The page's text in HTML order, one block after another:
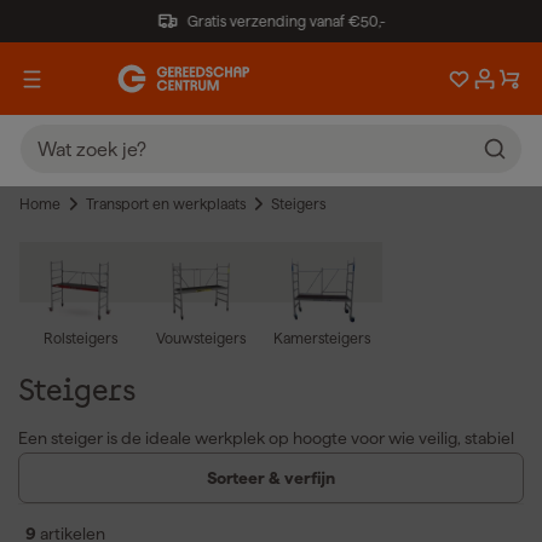
Gratis verzending vanaf €50,-
Home Transport en werkplaats Steigers
Rolsteigers Vouwsteigers Kamersteigers
Steigers
Een steiger is de ideale werkplek op hoogte voor wie veilig, stabiel
en efficiënt wil werken. Of je nu binnen of buiten klust, er is altijd
een passende oplossing: van een kamersteiger voor
Sorteer & verfijn
9 artikelen